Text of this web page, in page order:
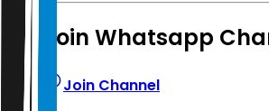
Join Whatsapp
Join Channel